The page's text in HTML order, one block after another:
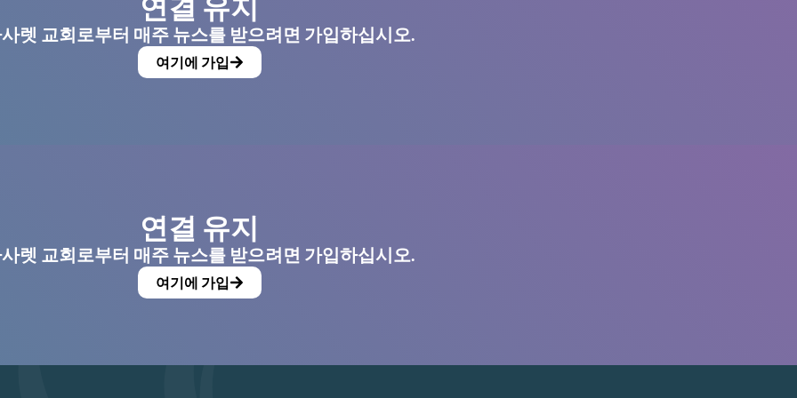
연결 유지
렛 교회로부터 매주 뉴스를 받으려면 가입하십시오.
여기에 가입
연결 유지
렛 교회로부터 매주 뉴스를 받으려면 가입하십시오.
여기에 가입